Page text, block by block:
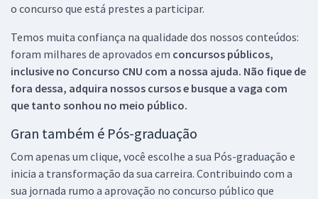
o concurso que está prestes a participar.
Temos muita confiança na qualidade dos nossos conteúdos:
foram milhares de aprovados em concursos públicos,
inclusive no Concurso CNU com a nossa ajuda. Não fique de
fora dessa, adquira nossos cursos e busque a vaga com
que tanto sonhou no meio público.
Gran também é Pós-graduação
Com apenas um clique, você escolhe a sua Pós-graduação e
inicia a transformação da sua carreira. Contribuindo com a
sua jornada rumo a aprovação no concurso público que